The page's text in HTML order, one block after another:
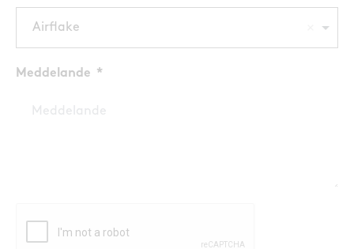
Airflake
Meddelande